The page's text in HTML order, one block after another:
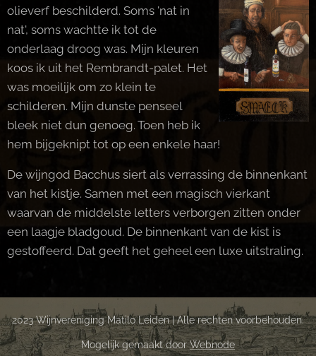
olieverf beschilderd. Soms 'nat in
nat', soms wachtte ik tot de
onderlaag droog was. Mijn kleuren
koos ik uit het Rembrandt-palet. Het
was moeilijk om zo klein te
schilderen. Mijn dunste penseel
bleek niet dun genoeg. Toen heb ik
hem bijgeknipt tot op een enkele haar!
De wijngod Bacchus siert als verrassing de binnenkant
van het kistje. Samen met een magisch vierkant
waarvan de middelste letters verborgen zitten onder
een laagje bladgoud. De binnenkant van de kist is
gestoffeerd. Dat geeft het geheel een luxe uitstraling.
2023 Wijnvereniging Matilo Leiden | Alle rechten voorbehouden.
Mogelijk gemaakt doorWebnode